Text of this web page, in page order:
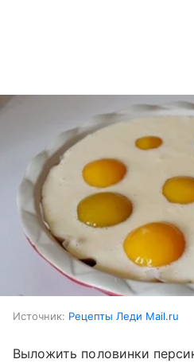
Источник: Рецепты Леди Mail.ru
Выложить половинки